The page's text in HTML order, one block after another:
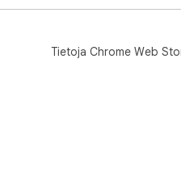
Tietoja Chrome Web